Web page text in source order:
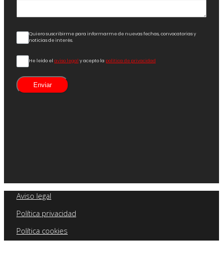
Quiero suscribirme para informarme de nuevas fechas, convocatorias y
noticias de interés.
He leído el aviso legal y acepto la política de privacidad
Enviar
Aviso legal
Política privacidad
Política cookies